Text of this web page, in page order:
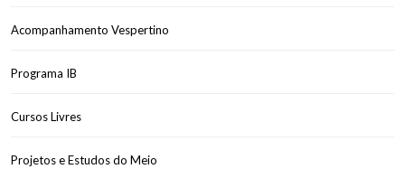
Acompanhamento Vespertino
Programa IB
Cursos Livres
Projetos e Estudos do Meio